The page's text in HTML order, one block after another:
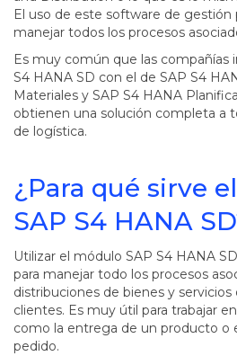
El uso de este software de
manejar todos los procesos
Es muy común que las compañías
S4 HANA SD con el de SAP S4
Materiales y SAP S4 HANA
obtienen una solución completa a
de logística.
¿Para qué sirve
SAP S4 HANA
Utilizar el módulo SAP S4 HANA
para manejar todo los procesos
distribuciones de bienes y servicios
clientes. Es muy útil para trabajar
como la entrega de un producto o
pedido.